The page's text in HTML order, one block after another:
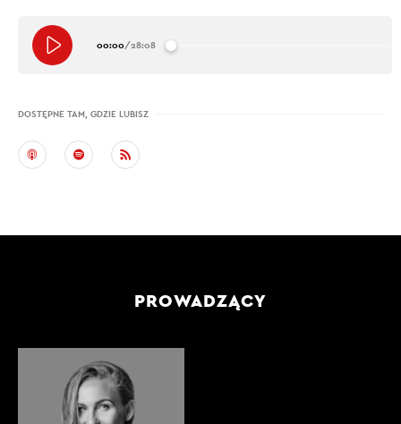
00:00/28:08
DOSTĘPNE TAM, GDZIE LUBISZ
PROWADZĄCY